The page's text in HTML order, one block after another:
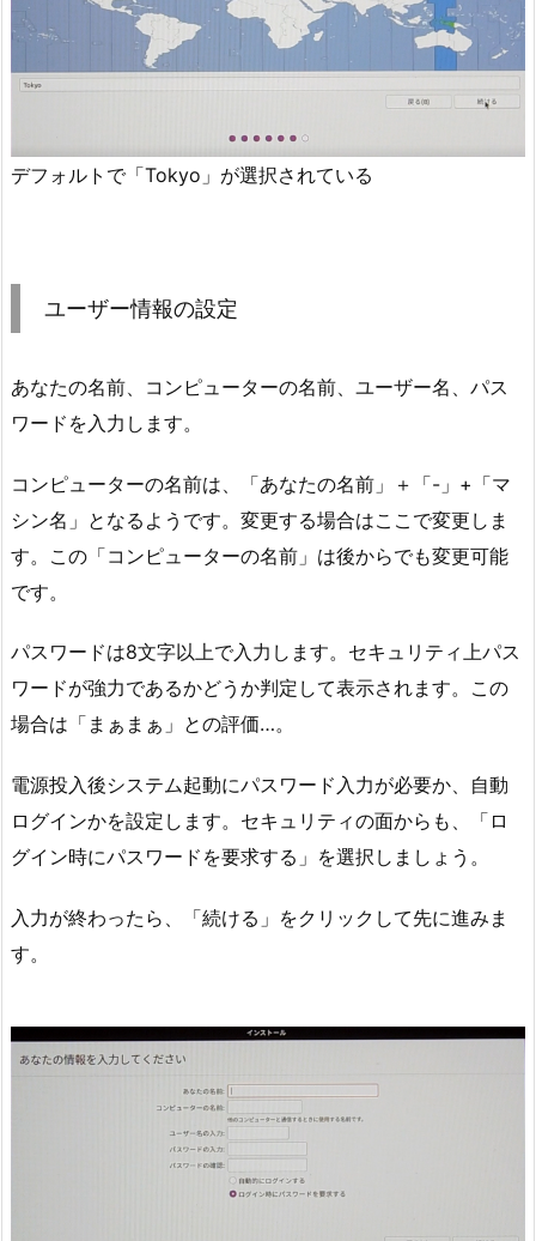
デフォルトで「Tokyo」が選択されている
ユーザー情報の設定
あなたの名前、コンピューターの名前、ユーザー名、パス
ワードを入力します。
コンピューターの名前は、「あなたの名前」＋「-」+「マ
シン名」となるようです。変更する場合はここで変更しま
す。この「コンピューターの名前」は後からでも変更可能
です。
パスワードは8文字以上で入力します。セキュリティ上パス
ワードが強力であるかどうか判定して表示されます。この
場合は「まぁまぁ」との評価…。
電源投入後システム起動にパスワード入力が必要か、自動
ログインかを設定します。セキュリティの面からも、「ロ
グイン時にパスワードを要求する」を選択しましょう。
入力が終わったら、「続ける」をクリックして先に進みま
す。